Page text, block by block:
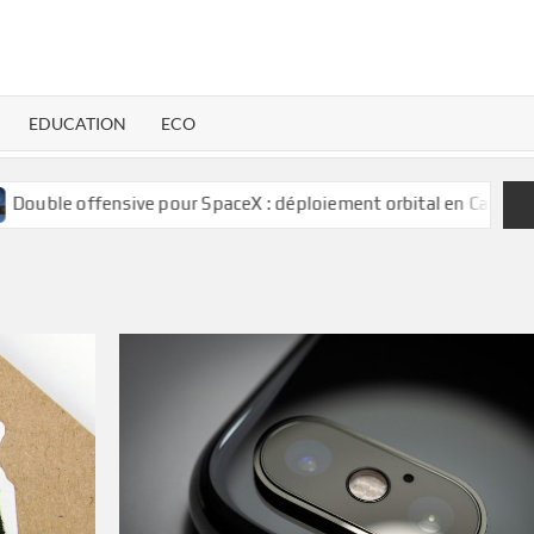
EDUCATION ECO
pour SpaceX : déploiement orbital en Californie et